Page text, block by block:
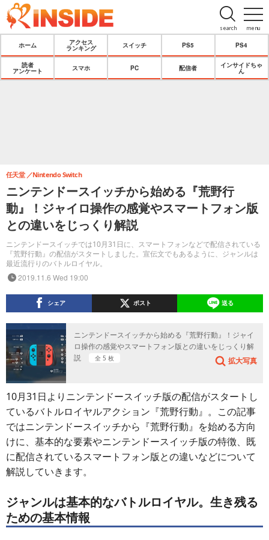
menu
search
ホーム
アクセス
ランキング
スイッチ PS5 PS4
読者
アンケート
スマホ PC 配信者
インサイドちゃ
ん
ニンテンドースイッチから始める『荒野行
動』！ジャイロ操作の感覚やスマートフォン版
との違いをじっくり解説
ニンテンドースイッチでは10月31日に、スマートフォンなどで配信されている
『荒野行動』の配信がスタートしました。宣伝文でもあるように、ジャンルは
最近流行りのバトルロイヤル。
任天堂 Nintendo Switch
2019.11.6 Wed 19:00
シェア ポスト 送る
ニンテンドースイッチから始める『荒野行動』！ジャイ
ロ操作の感覚やスマートフォン版との違いをじっくり解
説
全 5 枚 拡大写真
10月31日よりニンテンドースイッチ版の配信がスタートし
ているバトルロイヤルアクション『荒野行動』。この記事
ではニンテンドースイッチから『荒野行動』を始める方向
けに、基本的な要素やニンテンドースイッチ版の特徴、既
に配信されているスマートフォン版との違いなどについて
解説していきます。
ジャンルは基本的なバトルロイヤル。生き残る
ための基本情報